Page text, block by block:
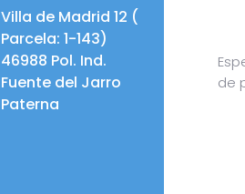
Villa de Madrid 12 (
Parcela: 1-143)
46988 Pol. Ind.
Fuente del Jarro
Paterna
de